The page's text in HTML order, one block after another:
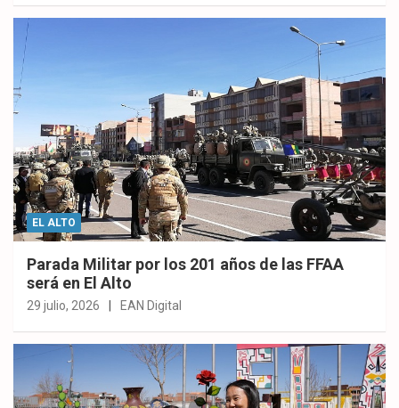
EL ALTO
Parada Militar por los 201 años de las FFAA
será en El Alto
29 julio, 2026 EAN Digital